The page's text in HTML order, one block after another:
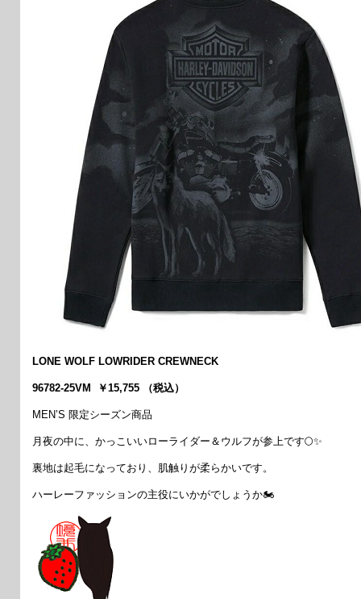
LONE WOLF LOWRIDER CREWNECK
96782-25VM ￥15,755 （税込）
MEN’S 限定シーズン商品
月夜の中に、かっこいいローライダー＆ウルフが参上です🌕✨
裏地は起毛になっており、肌触りが柔らかいです。
ハーレーファッションの主役にいかがでしょうか🏍